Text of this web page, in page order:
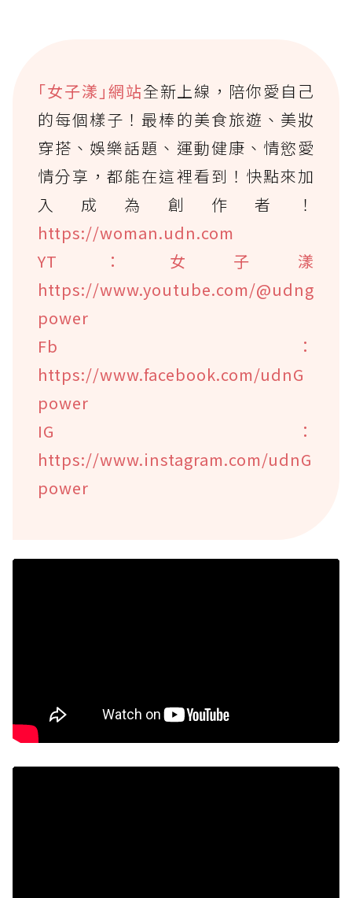
｢女子漾｣網站全新上線，陪你愛自己
的每個樣子！最棒的美食旅遊、美妝
穿搭、娛樂話題、運動健康、情慾愛
情分享，都能在這裡看到！快點來加
入成為創作者！
https://woman.udn.com
YT：女子漾
https://www.youtube.com/@udng
power
Fb：
https://www.facebook.com/udnG
power
IG：
https://www.instagram.com/udnG
power